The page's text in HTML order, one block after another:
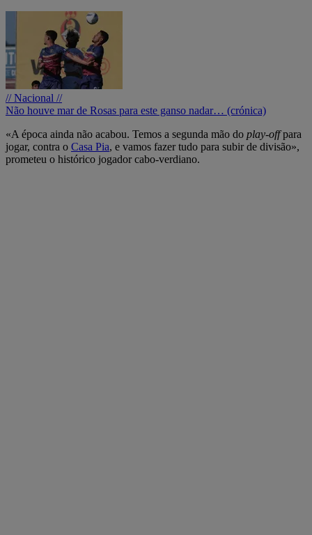
// Nacional //
Não houve mar de Rosas para este ganso nadar… (crónica)
«A época ainda não acabou. Temos a segunda mão do play-offpara
jogar, contra o Casa Pia, e vamos fazer tudo para subir de divisão»,
prometeu o histórico jogador cabo-verdiano.